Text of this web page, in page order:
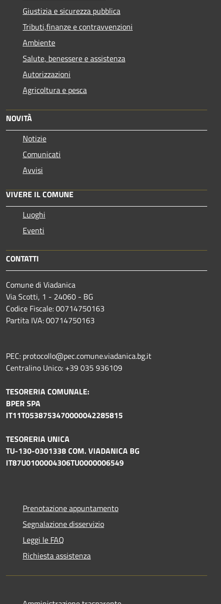
Giustizia e sicurezza pubblica
Tributi,finanze e contravvenzioni
Ambiente
Salute, benessere e assistenza
Autorizzazioni
Agricoltura e pesca
NOVITÀ
Notizie
Comunicati
Avvisi
VIVERE IL COMUNE
Luoghi
Eventi
CONTATTI
Comune di Viadanica
Via Scotti, 1 - 24060 - BG
Codice Fiscale: 00714750163
Partita IVA: 00714750163
PEC: protocollo@pec.comune.viadanica.bg.it
Centralino Unico: +39 035 936109
TESORERIA COMUNALE:
BPER SPA
IT11T0538753470000042285815
TESORERIA UNICA
TU-130-0301338 COM. VIADANICA BG
IT87U0100004306TU0000006549
Prenotazione appuntamento
Segnalazione disservizio
Leggi le FAQ
Richiesta assistenza